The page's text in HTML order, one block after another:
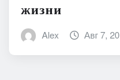
жизни
Alex Авг 7,